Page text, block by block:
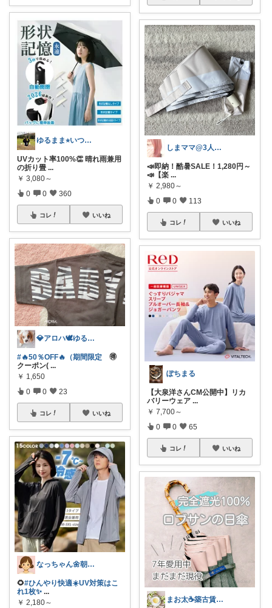
ゆるまま⭐︎いつもありがとうございます✨
UVカット率100%👏 晴れ雨兼用
の折り畳 ...
￥ 3,080～
0 0 360
コレ いいね
💎アロハ🕊️ゆる身体に優し🔥勝3倍
#🔥50％OFF🔥（期間限定 🉐
クーポン( ...
￥ 1,650
0 0 23
コレ いいね
なっちゃん🌼朝7時コレ☀️
🌻#ひんやり快適☀️UV対策はこ
れ1枚✨ ...
￥ 2,180～
しまママ@3人子育て🌸長男ケガ😭🩼
📣即納！酷暑SALE！1,280円～
📣【楽 ...
￥ 2,980～
0 0 113
コレ いいね
ぽちまる
【大泉洋さんCM公開中】リカ
バリーウェア ...
￥ 7,700～
0 0 65
コレ いいね
まお太☕築古賃貸住まい元紅茶専門店のひと